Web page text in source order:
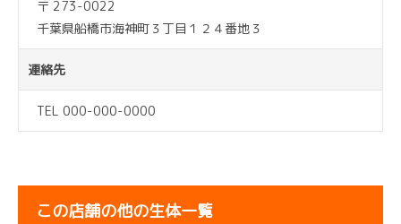
〒 273-0022
千葉県船橋市海神町３丁目１２４番地３
連絡先
TEL 000-000-0000
この店舗の他の生体一覧